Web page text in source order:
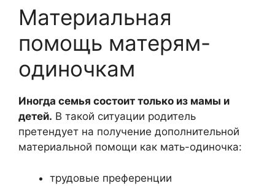
Материальная
помощь матерям-
одиночкам
Иногда семья состоит только из мамы и
детей. В такой ситуации родитель
претендует на получение дополнительной
материальной помощи как мать-одиночка:
трудовые преференции